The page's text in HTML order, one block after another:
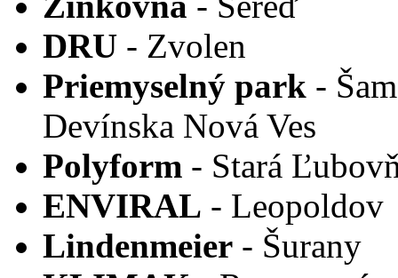
DRU - Zvolen
Priemyselný park -
Devínska Nová Ves
Polyform - Stará
ENVIRAL - Leopoldov
Lindenmeier - Šurany